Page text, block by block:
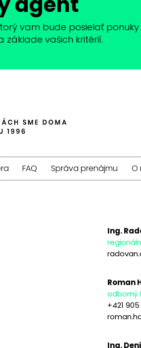
vam bude posielať ponuky
základe vašich kritérií.
FAQ Správa prenájmu O
Ing.
Roman
odborný
+421
Ing.